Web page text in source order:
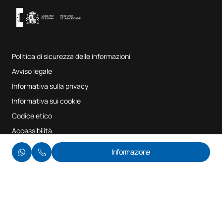
Aule di musica
Sistema interno di garanzia della qualità
Mappa del sito
© UAX 2026
Politica di sicurezza delle informazioni
Avviso legale
Informativa sulla privacy
Informativa sui cookie
Codice etico
Accessibilità
Informazione